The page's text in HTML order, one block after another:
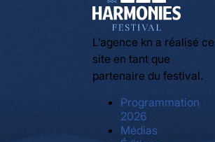
L’agence kn a réalisé ce
site en tant que
partenaire du festival.
Programmation
2026
Médias